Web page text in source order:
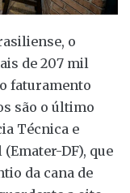
o
de 207 mil
faturamento
são o último
Técnica e
DF), que
da cana de